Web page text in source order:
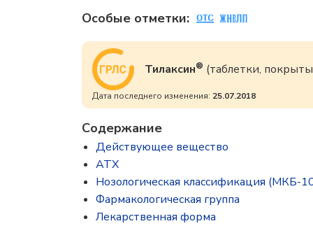
Особые отметки:
Тилаксин® (таблетки,
Дата последнего изменения: 25.07.2018
Содержание
Действующее вещество
ATX
Нозологическая классификация (МКБ-
Фармакологическая группа
Лекарственная форма